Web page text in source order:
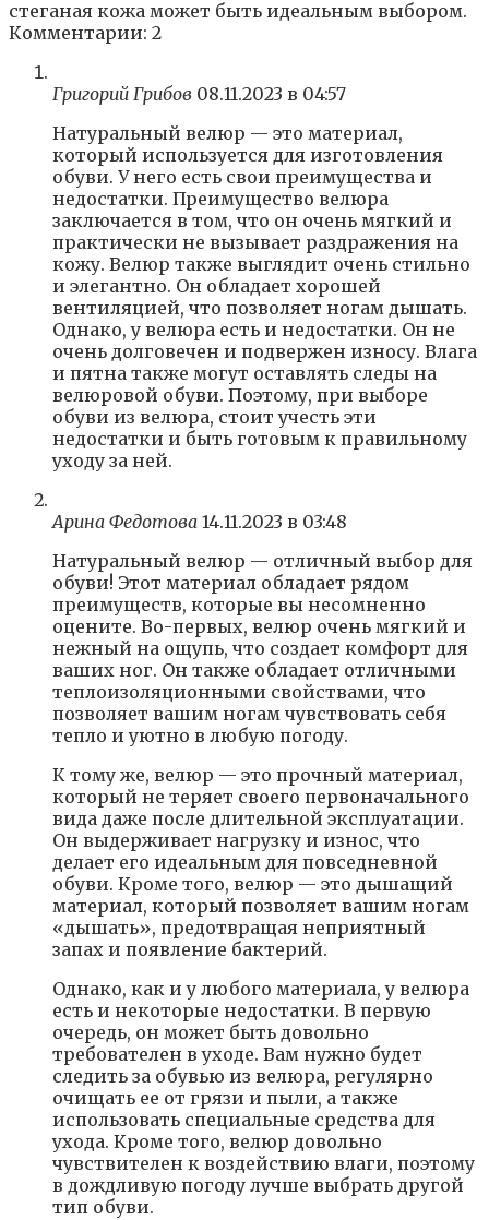
стеганая кожа может быть идеальным выбором.
Комментарии: 2
Григорий Грибов 08.11.2023 в 04:57
Натуральный велюр — это материал,
который используется для изготовления
обуви. У него есть свои преимущества и
недостатки. Преимущество велюра
заключается в том, что он очень мягкий и
практически не вызывает раздражения на
кожу. Велюр также выглядит очень стильно
и элегантно. Он обладает хорошей
вентиляцией, что позволяет ногам дышать.
Однако, у велюра есть и недостатки. Он не
очень долговечен и подвержен износу. Влага
и пятна также могут оставлять следы на
велюровой обуви. Поэтому, при выборе
обуви из велюра, стоит учесть эти
недостатки и быть готовым к правильному
уходу за ней.
Арина Федотова 14.11.2023 в 03:48
Натуральный велюр — отличный выбор для
обуви! Этот материал обладает рядом
преимуществ, которые вы несомненно
оцените. Во-первых, велюр очень мягкий и
нежный на ощупь, что создает комфорт для
ваших ног. Он также обладает отличными
теплоизоляционными свойствами, что
позволяет вашим ногам чувствовать себя
тепло и уютно в любую погоду.
К тому же, велюр — это прочный материал,
который не теряет своего первоначального
вида даже после длительной эксплуатации.
Он выдерживает нагрузку и износ, что
делает его идеальным для повседневной
обуви. Кроме того, велюр — это дышащий
материал, который позволяет вашим ногам
«дышать», предотвращая неприятный
запах и появление бактерий.
Однако, как и у любого материала, у велюра
есть и некоторые недостатки. В первую
очередь, он может быть довольно
требователен в уходе. Вам нужно будет
следить за обувью из велюра, регулярно
очищать ее от грязи и пыли, а также
использовать специальные средства для
ухода. Кроме того, велюр довольно
чувствителен к воздействию влаги, поэтому
в дождливую погоду лучше выбрать другой
тип обуви.